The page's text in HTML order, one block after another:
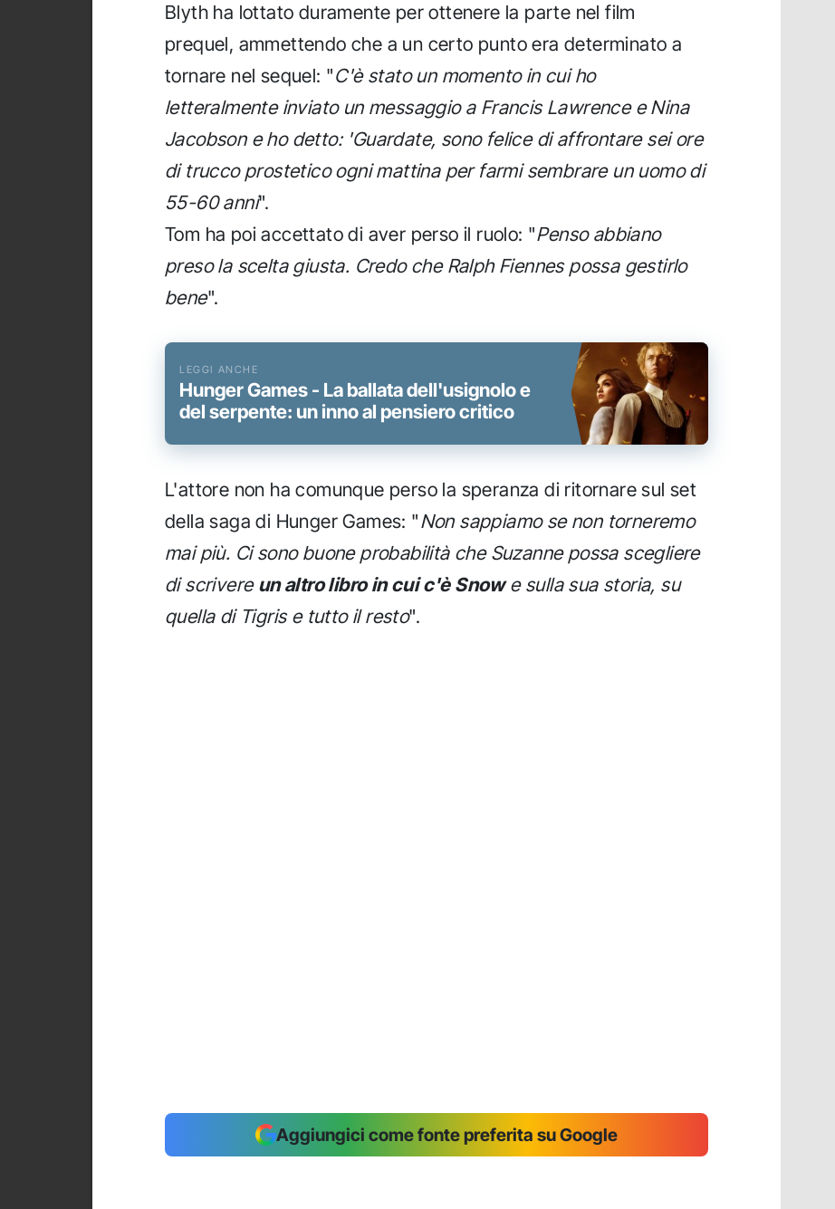
Blyth ha lottato duramente per ottenere la parte nel film
prequel, ammettendo che a un certo punto era determinato a
tornare nel sequel: "C'è stato un momento in cui ho
letteralmente inviato un messaggio a Francis Lawrence e Nina
Jacobson e ho detto: 'Guardate, sono felice di affrontare sei ore
di trucco prostetico ogni mattina per farmi sembrare un uomo di
55-60 anni".
Tom ha poi accettato di aver perso il ruolo: "Penso abbiano
preso la scelta giusta. Credo che Ralph Fiennes possa gestirlo
bene".
Hunger Games - La ballata dell'usignolo e
del serpente: un inno al pensiero critico
L'attore non ha comunque perso la speranza di ritornare sul set
della saga di Hunger Games: "Non sappiamo se non torneremo
mai più. Ci sono buone probabilità che Suzanne possa scegliere
di scrivere un altro libro in cui c'è Snowe sulla sua storia, su
quella di Tigris e tutto il resto".
Aggiungici come fonte preferita su Google